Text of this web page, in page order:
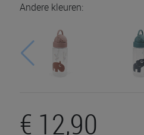
Andere kleuren:
€ 12,90